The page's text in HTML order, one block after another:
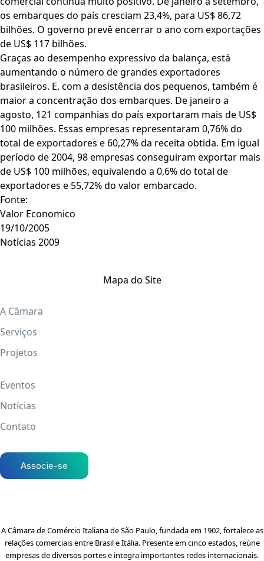
os embarques do país cresciam 23,4%, para US$ 86,72
bilhões. O governo prevê encerrar o ano com exportações
de US$ 117 bilhões.
Graças ao desempenho expressivo da balança, está
aumentando o número de grandes exportadores
brasileiros. E, com a desistência dos pequenos, também é
maior a concentração dos embarques. De janeiro a
agosto, 121 companhias do país exportaram mais de US$
100 milhões. Essas empresas representaram 0,76% do
total de exportadores e 60,27% da receita obtida. Em igual
período de 2004, 98 empresas conseguiram exportar mais
de US$ 100 milhões, equivalendo a 0,6% do total de
exportadores e 55,72% do valor embarcado.
Fonte:
Valor Economico
19/10/2005
Notícias 2009
Mapa do Site
A Câmara
Serviços
Projetos
Eventos
Notícias
Contato
Associe-se
A Câmara de Comércio Italiana de São Paulo, fundada em 1902, fortalece as
relações comerciais entre Brasil e Itália. Presente em cinco estados, reúne
empresas de diversos portes e integra importantes redes internacionais.